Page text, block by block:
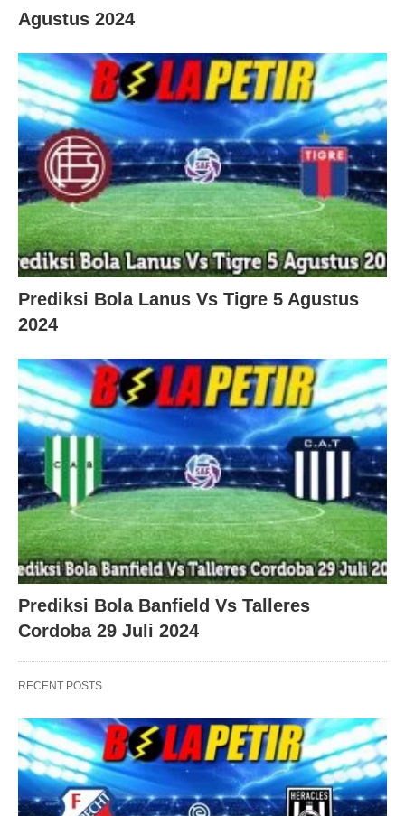
Agustus 2024
Prediksi Bola Lanus Vs Tigre 5 Agustus
2024
Prediksi Bola Banfield Vs Talleres
Cordoba 29 Juli 2024
RECENT POSTS